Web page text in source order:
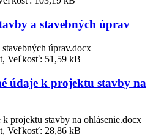
a stavebných úprav
úprav.docx
Veľkosť: 51,59 kB
údaje k projektu stavby na
projektu stavby na ohlásenie.docx
Veľkosť: 28,86 kB